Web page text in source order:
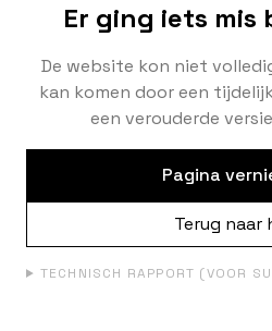
Er ging iets mis
De website kon niet
kan komen door een
een verouderde
Pagina
Terug naar
TECHNISCH RAPPORT (VOOR